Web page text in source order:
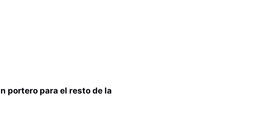
portero para el resto de la